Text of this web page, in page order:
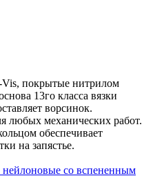
покрытые нитрилом
13го класса вязки
ворсинок.
любых механических работ.
обеспечивает
на запястье.